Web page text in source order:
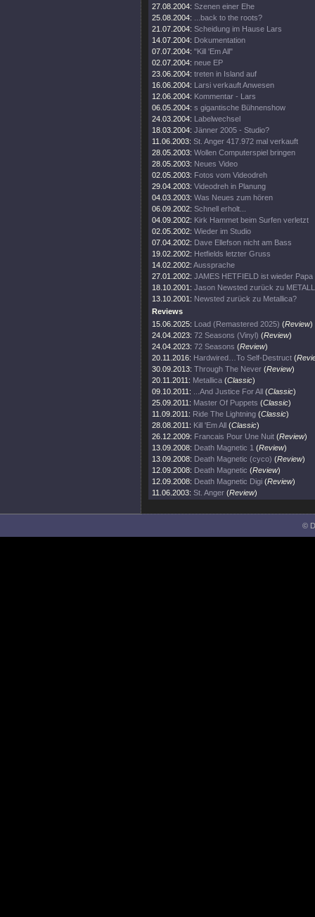
27.08.2004: Szenen einer Ehe
25.08.2004:
...back to the roots?
21.07.2004: Scheidung im Hause Lars
14.07.2004: Dokumentation
07.07.2004: "Kill 'Em All"
02.07.2004: neue EP
23.06.2004: treten in Island auf
16.06.2004: Larsi verkauft Anwesen
12.06.2004: Kommentar - Lars
06.05.2004: s gigantische Bühnenshow
24.03.2004: Labelwechsel
18.03.2004: Jänner 2005 - Studio?
11.06.2003: St. Anger 417.972 mal verkauft
28.05.2003: Wollen Computerspiel bringen
28.05.2003: Neues Video
02.05.2003: Fotos vom Videodreh
29.04.2003: Videodreh in Planung
04.03.2003: Was Neues zum hören
06.09.2002: Schnell erholt...
04.09.2002: Kirk Hammet beim Surfen verletzt
02.05.2002: Wieder im Studio
07.04.2002: Dave Ellefson nicht am Bass
19.02.2002: Hetfields letzter Gruss
14.02.2002: Aussprache
27.01.2002: JAMES HETFIELD ist wieder Papa
18.10.2001: Jason Newsted zurück zu
13.10.2001: Newsted zurück zu Metallica?
Reviews
15.06.2025: Load (Remastered 2025) (Review)
24.04.2023: 72 Seasons (Vinyl) (Review)
24.04.2023: 72 Seasons (Review)
20.11.2016: Hardwired…To Self-Destruct (
30.09.2013: Through The Never (Review)
20.11.2011: Metallica (Classic)
09.10.2011:
...And Justice For All (Classic)
25.09.2011: Master Of Puppets (Classic)
11.09.2011: Ride The Lightning (Classic)
28.08.2011: Kill 'Em All (Classic)
26.12.2009: Francais Pour Une Nuit (Review)
13.09.2008: Death Magnetic 1 (Review)
13.09.2008: Death Magnetic (cyco) (Review)
12.09.2008: Death Magnetic (Review)
12.09.2008: Death Magnetic Digi (Review)
11.06.2003: St. Anger (Review)
©